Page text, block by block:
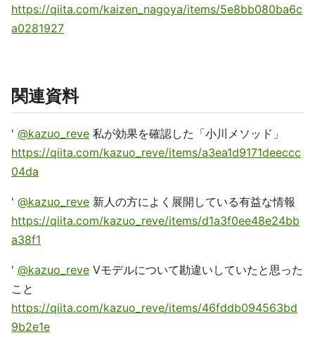
https://qiita.com/kaizen_nagoya/items/5e8bb080ba6c
a0281927
関連資料
' @kazuo_reve 私が効果を確認した「小川メソッド」
https://qiita.com/kazuo_reve/items/a3ea1d9171deeccc
04da
' @kazuo_reve 新人の方によく展開している有益な情報
https://qiita.com/kazuo_reve/items/d1a3f0ee48e24bb
a38f1
' @kazuo_reve Vモデルについて勘違いしていたと思った
こと
https://qiita.com/kazuo_reve/items/46fddb094563bd
9b2e1e